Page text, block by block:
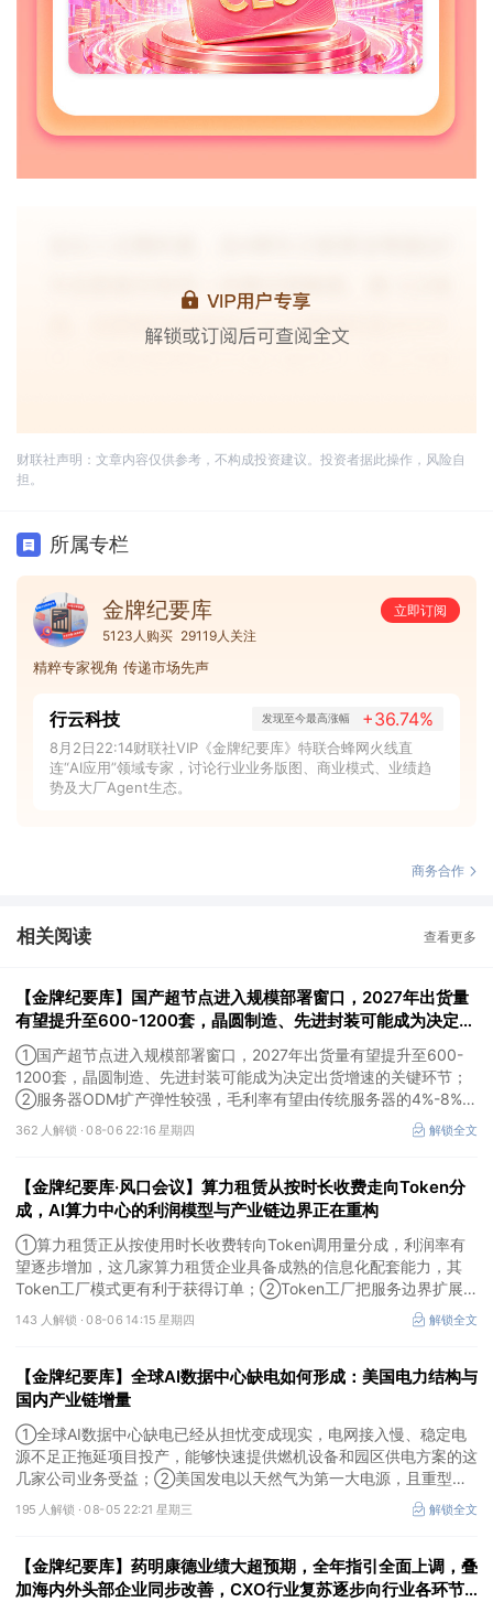
财联社声明：文章内容仅供参考，不构成投资建议。投资者据此操作，风险自
担。
所属专栏
金牌纪要库
立即订阅
5123人购买 29119人关注
精粹专家视角 传递市场先声
行云科技 发现至今最高涨幅 +36.74%
8月2日22:14财联社VIP《金牌纪要库》特联合蜂网火线直
连“AI应用”领域专家，讨论行业业务版图、商业模式、业绩趋
势及大厂Agent生态。
商务合作
相关阅读 查看更多
【金牌纪要库】国产超节点进入规模部署窗口，2027年出货量
有望提升至600-1200套，晶圆制造、先进封装可能成为决定出
货增速的关键环节
①国产超节点进入规模部署窗口，2027年出货量有望提升至600-
1200套，晶圆制造、先进封装可能成为决定出货增速的关键环节；
②服务器ODM扩产弹性较强，毛利率有望由传统服务器的4%-8%提
升至10%-15%，这两家公司占据整机市场的核心份额；③国产交换
芯片已经由送样验证逐步进入小批量应用，中低速率产品替代有望加
362 人解锁 ·08-06 22:16 星期四 解锁全文
【金牌纪要库·风口会议】算力租赁从按时长收费走向Token分
成，AI算力中心的利润模型与产业链边界正在重构
①算力租赁正从按使用时长收费转向Token调用量分成，利润率有
望逐步增加，这几家算力租赁企业具备成熟的信息化配套能力，其
Token工厂模式更有利于获得订单；②Token工厂把服务边界扩展
至调度、模型适配、计费和安全，这类具备网络安全配套和底层模型
适配业务的企业也会受益Token工厂建设；③高端训练卡仍受供给
143 人解锁 ·08-06 14:15 星期四 解锁全文
【金牌纪要库】全球AI数据中心缺电如何形成：美国电力结构与
国内产业链增量
①全球AI数据中心缺电已经从担忧变成现实，电网接入慢、稳定电
源不足正拖延项目投产，能够快速提供燃机设备和园区供电方案的这
几家公司业务受益；②美国发电以天然气为第一大电源，且重型燃
机更适合规模较大、持续运行的数据中心园区，透平叶片为上游主要
卡产能环节，这家国内公司已与国外燃机巨头签署多年供货协议；
采购规模已经超过上一年全年，这几家企业为国内特高压设备头部企
业。
195 人解锁 ·08-05 22:21 星期三 解锁全文
【金牌纪要库】药明康德业绩大超预期，全年指引全面上调，叠
加海内外头部企业同步改善，CXO行业复苏逐步向行业各环节